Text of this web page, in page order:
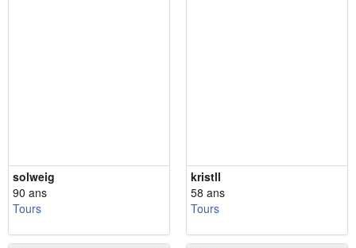
solweig
90 ans
Tours
kristll
58 ans
Tours